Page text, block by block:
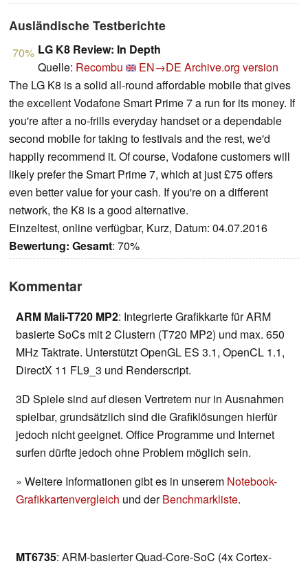
Ausländische Testberichte
70% LG K8 Review: In Depth
Quelle: Recombu EN→DE Archive.org version
The LG K8 is a solid all-round affordable mobile that gives
the excellent Vodafone Smart Prime 7 a run for its money. If
you're after a no-frills everyday handset or a dependable
second mobile for taking to festivals and the rest, we'd
happily recommend it. Of course, Vodafone customers will
likely prefer the Smart Prime 7, which at just £75 offers
even better value for your cash. If you're on a different
network, the K8 is a good alternative.
Einzeltest, online verfügbar, Kurz, Datum: 04.07.2016
Bewertung: Gesamt: 70%
Kommentar
ARM Mali-T720 MP2: Integrierte Grafikkarte für ARM
basierte SoCs mit 2 Clustern (T720 MP2) und max. 650
MHz Taktrate. Unterstützt OpenGL ES 3.1, OpenCL 1.1,
DirectX 11 FL9_3 und Renderscript.
3D Spiele sind auf diesen Vertretern nur in Ausnahmen
spielbar, grundsätzlich sind die Grafiklösungen hierfür
jedoch nicht geeignet. Office Programme und Internet
surfen dürfte jedoch ohne Problem möglich sein.
» Weitere Informationen gibt es in unserem Notebook-
Grafikkartenvergleich und derBenchmarkliste.
MT6735: ARM-basierter Quad-Core-SoC (4x Cortex-